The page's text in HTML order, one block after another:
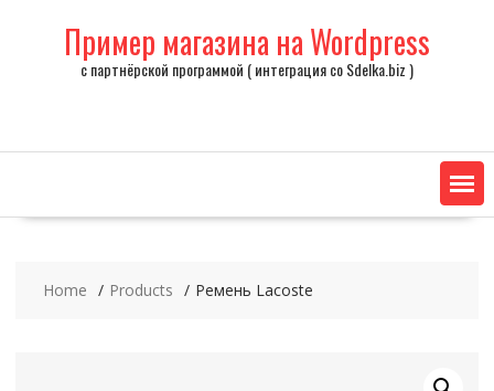
Пример магазина на Wordpress
с партнёрской программой ( интеграция со Sdelka.biz )
Home Products Ремень Lacoste